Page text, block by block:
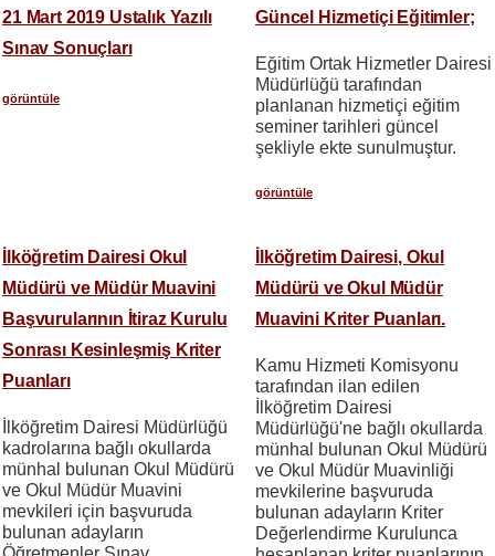
21 Mart 2019 Ustalık Yazılı
Sınav Sonuçları
görüntüle
Güncel Hizmetiçi Eğitimler;
Eğitim Ortak Hizmetler Dairesi
Müdürlüğü tarafından
planlanan hizmetiçi eğitim
seminer tarihleri güncel
şekliyle ekte sunulmuştur.
görüntüle
İlköğretim Dairesi Okul
Müdürü ve Müdür Muavini
Başvurularının İtiraz Kurulu
Sonrası Kesinleşmiş Kriter
Puanları
İlköğretim Dairesi Müdürlüğü
kadrolarına bağlı okullarda
münhal bulunan Okul Müdürü
ve Okul Müdür Muavini
mevkileri için başvuruda
bulunan adayların
İlköğretim Dairesi, Okul
Müdürü ve Okul Müdür
Muavini Kriter Puanları.
Kamu Hizmeti Komisyonu
tarafından ilan edilen
İlköğretim Dairesi
Müdürlüğü'ne bağlı okullarda
münhal bulunan Okul Müdürü
ve Okul Müdür Muavinliği
mevkilerine başvuruda
bulunan adayların Kriter
Değerlendirme Kurulunca